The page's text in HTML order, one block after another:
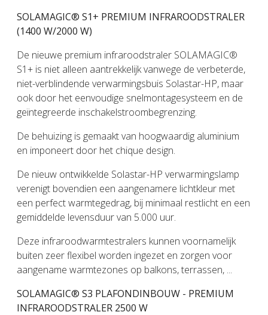
SOLAMAGIC® S1+ PREMIUM INFRAROODSTRALER
(1400 W/2000 W)
De nieuwe premium infraroodstraler SOLAMAGIC®
S1+ is niet alleen aantrekkelijk vanwege de verbeterde,
niet-verblindende verwarmingsbuis Solastar-HP, maar
ook door het eenvoudige snelmontagesysteem en de
geïntegreerde inschakelstroombegrenzing.
De behuizing is gemaakt van hoogwaardig aluminium
en imponeert door het chique design.
De nieuw ontwikkelde Solastar-HP verwarmingslamp
verenigt bovendien een aangenamere lichtkleur met
een perfect warmtegedrag, bij minimaal restlicht en een
gemiddelde levensduur van 5.000 uur.
Deze infraroodwarmtestralers kunnen voornamelijk
buiten zeer flexibel worden ingezet en zorgen voor
aangename warmtezones op balkons, terrassen, ...
SOLAMAGIC® S3 PLAFONDINBOUW - PREMIUM
INFRAROODSTRALER 2500 W